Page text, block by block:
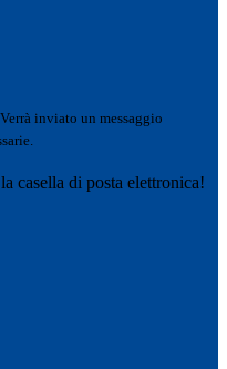
Verrà inviato un messaggio
casella di posta elettronica!